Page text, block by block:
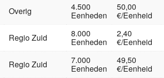
Overig 4.500
Eenheden
50,00
€/Eenheid
Regio Zuid 8.000
Eenheden
2,40
€/Eenheid
Regio Zuid 7.000
Eenheden
49,50
€/Eenheid